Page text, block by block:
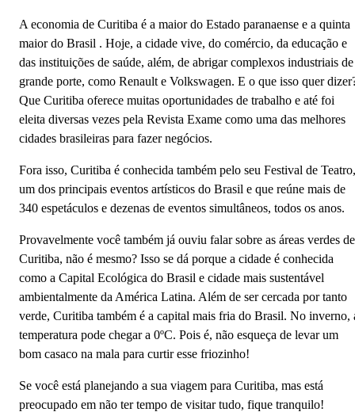
‌A‌ ‌economia‌ ‌de‌ ‌Curitiba‌ ‌é‌ ‌a‌ ‌maior‌ ‌do‌ ‌Estado‌ ‌paranaense ‌e‌ ‌a‌ ‌quinta‌
‌maior‌ ‌do‌ ‌Brasil‌ . Hoje, a ‌cidade vive, do‌ ‌comércio,‌ ‌da‌ ‌educação‌ ‌e‌
‌das‌ ‌instituições‌ ‌de‌ ‌saúde,‌ ‌além,‌ de abrigar complexos‌ ‌industriais‌ ‌de‌
‌grande‌ ‌porte‌, ‌como‌ ‌Renault‌ ‌e‌ ‌Volkswagen.‌ ‌E‌ ‌o‌ ‌que‌ ‌isso‌ ‌quer‌
‌Que‌ ‌Curitiba‌ ‌oferece‌ ‌muitas‌ ‌oportunidades‌ ‌de‌ ‌trabalho‌ ‌e‌ ‌até‌ ‌foi‌
‌eleita‌ diversas vezes ‌pela‌ Revista ‌Exame‌ ‌como‌ ‌uma‌ ‌das‌ ‌melhores‌
‌cidades‌ ‌brasileiras‌ ‌para‌ ‌fazer‌ ‌negócios.‌ ‌
‌Fora‌ ‌isso,‌ ‌Curitiba‌ ‌é‌ ‌conhecida‌ ‌também‌ ‌pelo‌ ‌seu‌ ‌Festival‌ ‌de‌ ‌Teatro,‌
‌um‌ ‌dos‌ ‌principais‌ ‌eventos‌ ‌artísticos‌ ‌do‌ ‌Brasil‌ ‌e‌ ‌que‌ ‌reúne mais‌ ‌de‌
‌340‌ ‌espetáculos‌ ‌e‌ ‌dezenas‌ ‌de‌ ‌eventos‌ ‌simultâneos, todos os anos.
‌Provavelmente‌ ‌você‌ também ‌já‌ ‌ouviu‌ falar ‌sobre‌ ‌as‌ ‌áreas‌ ‌verdes‌ ‌de‌
‌Curitiba,‌ ‌não‌ ‌é‌ ‌mesmo?‌ ‌Isso‌ ‌se‌ ‌dá‌ ‌porque‌ ‌a‌ ‌cidade‌ ‌é‌ ‌conhecida‌
‌como‌ ‌a‌ ‌Capital‌ ‌Ecológica‌ ‌do‌ ‌Brasil‌ ‌e‌ ‌cidade‌ ‌mais‌ ‌sustentável
ambientalmente‌ ‌da‌ ‌América‌ ‌Latina‌. Além de ser ‌cercada‌ ‌por‌ ‌tanto‌
‌verde,‌ ‌Curitiba‌ também‌ é ‌a‌ ‌capital‌ ‌mais‌ ‌fria‌ ‌do‌ ‌Brasil.‌ ‌No‌ ‌inverno,‌
‌temperatura‌ ‌pode‌ ‌chegar‌ ‌a‌ ‌0ºC.‌ ‌Pois‌ ‌é,‌ ‌não esqueça de levar um
bom casaco na mala para curtir esse friozinho!
‌Se ‌você‌ ‌está‌ ‌planejando‌ ‌a‌ ‌sua‌ ‌viagem‌ ‌para‌ ‌Curitiba,‌ ‌mas‌ ‌está‌
‌preocupado‌ ‌em‌ ‌não‌ ‌ter‌ ‌tempo‌ ‌de‌ ‌visitar‌ ‌tudo,‌ ‌fique‌ ‌tranquilo!‌